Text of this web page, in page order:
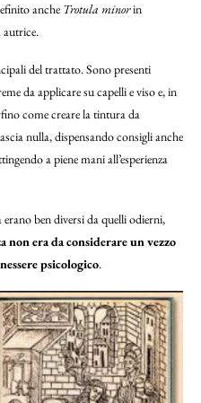
anche Trotula minorin
autrice.
del trattato. Sono presenti
da applicare su capelli e viso e, in
come creare la tintura da
nulla, dispensando consigli anche
a piene mani all’esperienza
ben diversi da quelli odierni,
non era da considerare un vezzo
psicologico.